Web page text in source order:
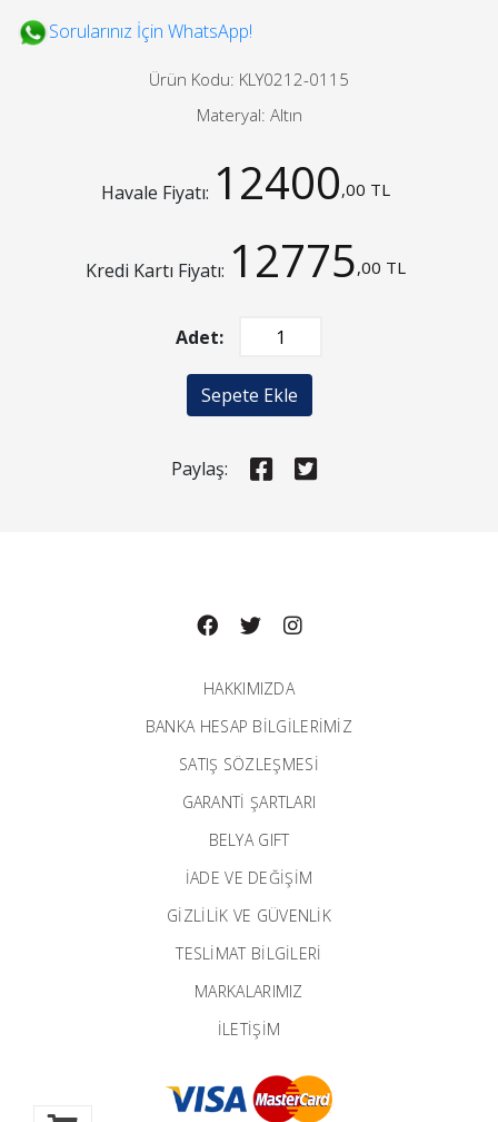
Sorularınız İçin WhatsApp!
Ürün Kodu: KLY0212-0115
Materyal: Altın
Havale Fiyatı: 12400,00 TL
Kredi Kartı Fiyatı: 12775,00 TL
Adet:
Sepete Ekle
Paylaş:
HAKKIMIZDA
BANKA HESAP BILGILERIMIZ
SATIŞ SÖZLEŞMESİ
GARANTI ŞARTLARI
BELYA GIFT
İADE VE DEĞİŞİM
GİZLİLİK VE GÜVENLİK
TESLİMAT BİLGİLERİ
MARKALARIMIZ
İLETIŞIM